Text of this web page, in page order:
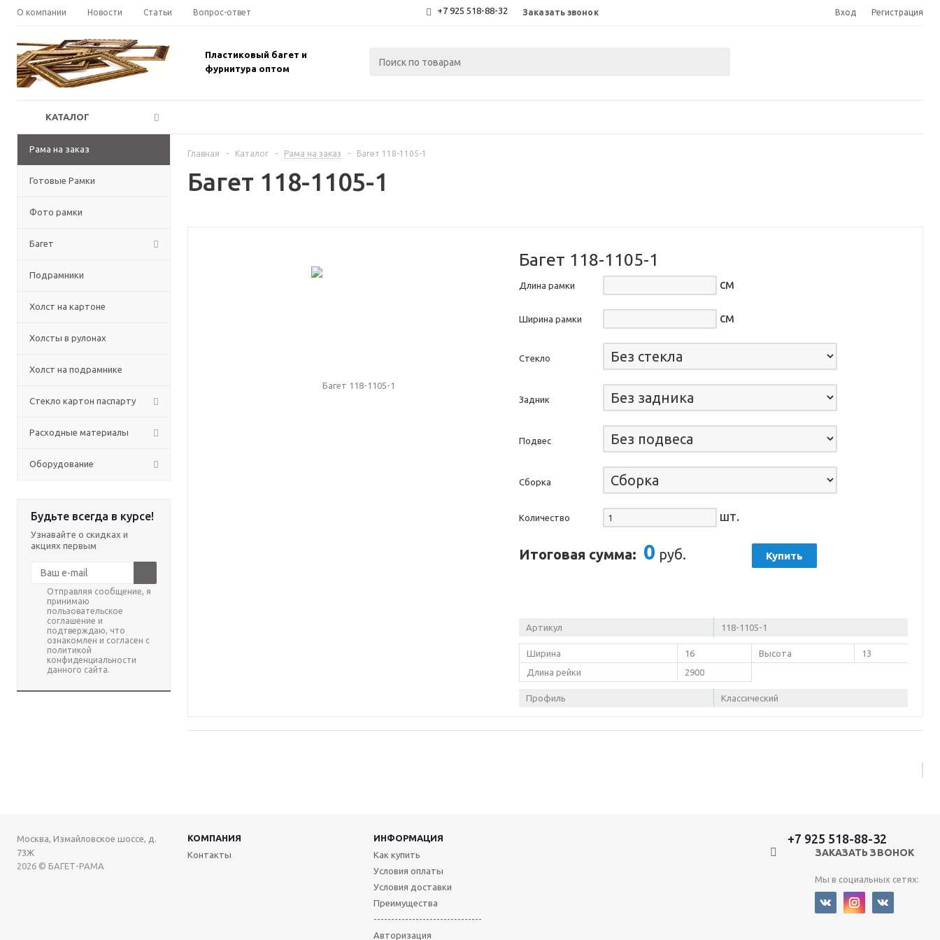
О компании Новости Статьи Вопрос-ответ +7 925 518-88-32 Заказать звонок Вход Регистрация
Пластиковый багет и
фурнитура оптом
КАТАЛОГ
Рама на заказ
Готовые Рамки
Фото рамки
Багет
Подрамники
Холст на картоне
Холсты в рулонах
Холст на подрамнике
Стекло картон паспарту
Расходные материалы
Оборудование
Будьте всегда в курсе!
Узнавайте о скидках и
акциях первым
Отправляя сообщение, я
принимаю
пользовательское
соглашение и
подтверждаю, что
ознакомлен и согласен с
политикой
конфиденциальности
данного сайта.
Главная - Каталог - Рама на заказ - Багет 118-1105-1
Багет 118-1105-1
Багет 118-1105-1
Длина рамки см
Ширина рамки см
Стекло
Задник
Подвес
Сборка
Количество шт.
Итоговая сумма: 0 руб.
Артикул 118-1105-1
Ширина 16 Высота
13
Длина рейки
2900
Профиль Классический
Москва, Измайловское шоссе, д.
73Ж
2026 © БАГЕТ-РАМА
КОМПАНИЯ
ИНФОРМАЦИЯ
Контакты
Как купить
Условия оплаты
Условия доставки
Преимущества
-------------------------------
Авторизация
+7 925 518-88-32
ЗАКАЗАТЬ ЗВОНОК
Мы в социальных сетях: